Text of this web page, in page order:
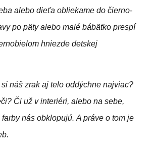
alebo dieťa obliekame do čierno-
po päty alebo malé bábätko prespí
hniezde detskej
náš zrak aj telo oddýchne najviac?
Či už v interiéri, alebo na sebe,
nás obklopujú. A práve o tom je